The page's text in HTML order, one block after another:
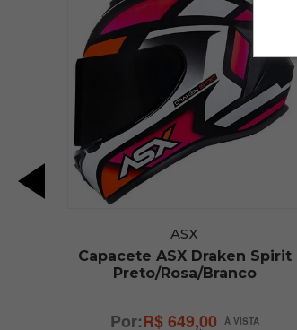
ASX
Capacete ASX Draken Spirit
Preto/Rosa/Branco
R$ 649,00